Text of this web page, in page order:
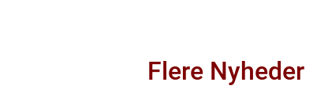
Flere Nyheder